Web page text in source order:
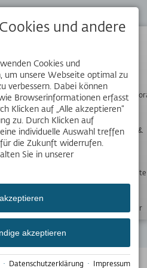
Webcams &
Wetter
Newsletter
kostenlose OK Bergbahnen
Stellenangebote für Dich.
alle 21 Stellenangebote
immer auf dem
Bergbahnen
Erstellt mit
Tramino
und andere
Cookies und
um unsere Webseite optimal zu
verbessern. Dabei können
Browserinformationen erfasst
Klicken auf „Alle akzeptieren“
zu. Durch Klicken auf
individuelle Auswahl treffen
die Zukunft widerrufen.
Sie in unserer
akzeptieren
· Datenschutzerklärung · Impressum